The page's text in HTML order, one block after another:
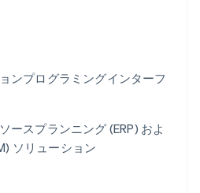
ンプログラミングインターフ
ースプランニング (ERP) およ
ソリューション